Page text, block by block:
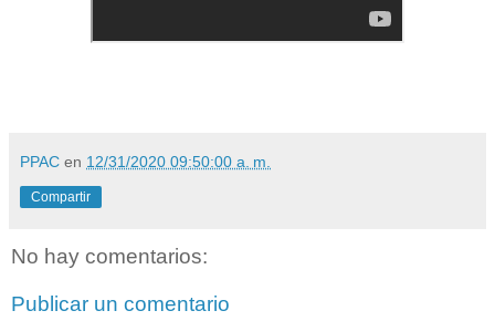
PPAC en 12/31/2020 09:50:00 a. m.
Compartir
No hay comentarios:
Publicar un comentario